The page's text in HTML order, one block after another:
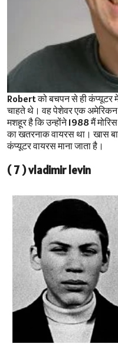
Robert को बचपन से ही
चाहते थे। वह पेशेवर एक अमेरिकन
मशहूर है कि उन्होंने 1988 मैं
का खतरनाक वायरस था। खास
कंप्यूटर वायरस माना जाता है।
( 7 ) vladimir levin